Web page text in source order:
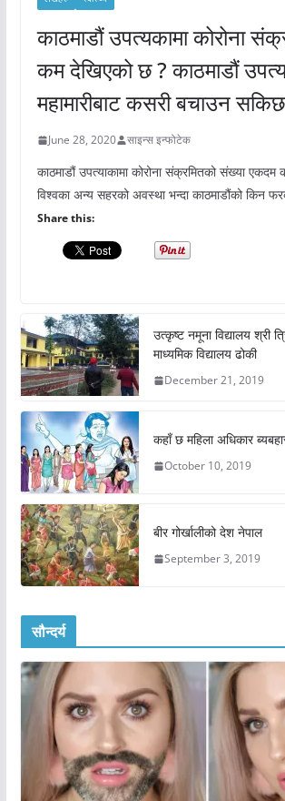
काठमाडौं उपत्यकामा कोरोना
कम देखिएको छ ? काठमाडौं
महामारीबाट कसरी बचाउन
June 28, 2020 साइन्स इन्फोटेक
काठमाडौं उपत्याकामा कोरोना संक्रमितको संख्या
विश्वका अन्य सहरको अवस्था भन्दा काठमाडौंको किन
Share this:
उत्कृष्ट नमूना विद्यालय श्री
माध्यमिक विद्यालय ढोकी
December 21, 2019
कहाँ छ महिला अधिकार
October 10, 2019
बीर गोर्खालीको देश नेपाल
September 3, 2019
सौन्दर्य